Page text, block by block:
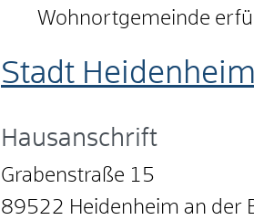
Wohnortgemeinde
Stadt Heidenheim
Hausanschrift
Grabenstraße 15
89522 Heidenheim an der